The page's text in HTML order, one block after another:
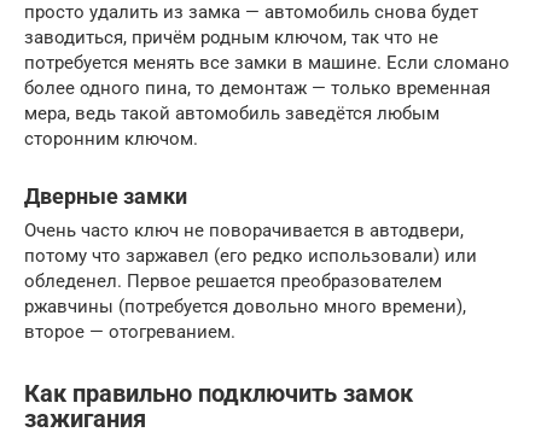
просто удалить из замка — автомобиль снова будет
заводиться, причём родным ключом, так что не
потребуется менять все замки в машине. Если сломано
более одного пина, то демонтаж — только временная
мера, ведь такой автомобиль заведётся любым
сторонним ключом.
Дверные замки
Очень часто ключ не поворачивается в автодвери,
потому что заржавел (его редко использовали) или
обледенел. Первое решается преобразователем
ржавчины (потребуется довольно много времени),
второе — отогреванием.
Как правильно подключить замок
зажигания